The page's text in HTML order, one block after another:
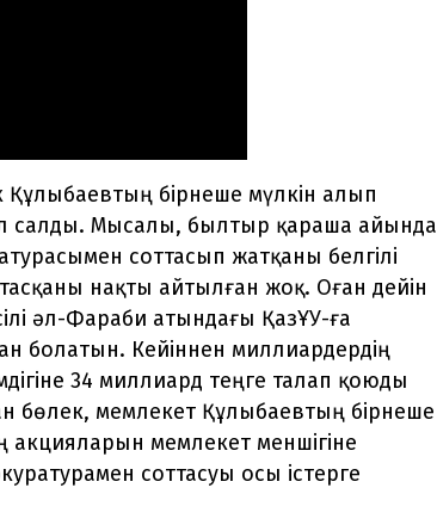
Құлыбаевтың бірнеше мүлкін алып
салды. Мысалы, былтыр қараша айында
соттасып жатқаны белгілі
нақты айтылған жоқ. Оған дейін
әл-Фараби атындағы ҚазҰУ-ға
болатын. Кейіннен миллиардердің
34 миллиард теңге талап қоюды
бөлек, мемлекет Құлыбаевтың бірнеше
мемлекет меншігіне
соттасуы осы істерге